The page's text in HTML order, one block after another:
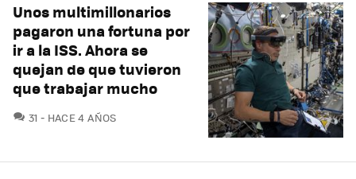
Unos multimillonarios
pagaron una fortuna por
ir a la ISS. Ahora se
quejan de que tuvieron
que trabajar mucho
31 COMENTARIOS
HACE 4 AÑOS